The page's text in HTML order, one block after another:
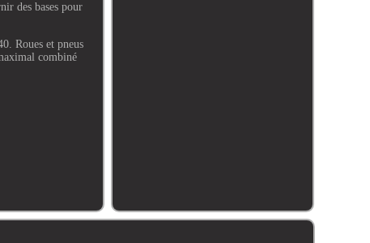
des bases pour
Roues et pneus
combiné